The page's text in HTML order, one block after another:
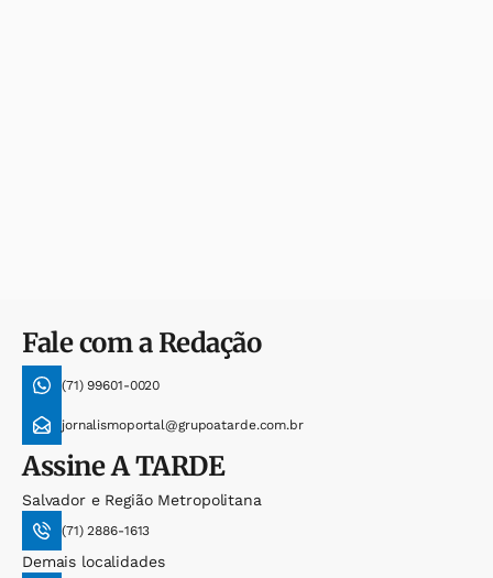
Fale com a Redação
(71) 99601-0020
jornalismoportal@grupoatarde.com.br
AssineA TARDE
Salvador e Região Metropolitana
(71) 2886-1613
Demais localidades